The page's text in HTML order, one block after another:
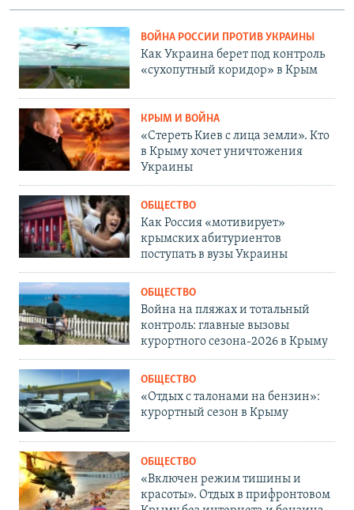
ВОЙНА РОССИИ ПРОТИВ УКРАИНЫ
Как Украина берет под контроль
«сухопутный коридор» в Крым
КРЫМ И ВОЙНА
«Стереть Киев с лица земли». Кто
в Крыму хочет уничтожения
Украины
ОБЩЕСТВО
Как Россия «мотивирует»
крымских абитуриентов
поступать в вузы Украины
ОБЩЕСТВО
Война на пляжах и тотальный
контроль: главные вызовы
курортного сезона-2026 в Крыму
ОБЩЕСТВО
«Отдых с талонами на бензин»:
курортный сезон в Крыму
ОБЩЕСТВО
«Включен режим тишины и
красоты». Отдых в прифронтовом